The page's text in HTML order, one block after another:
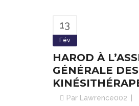
13
Fév
HAROD À
GÉNÉRALE DES
Par
Lawrence002